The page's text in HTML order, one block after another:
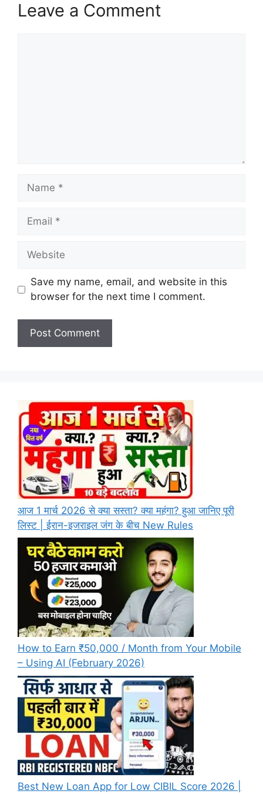
Leave a Comment
Name
Email
Website
Save my name, email, and website in this
browser for the next time I comment.
आज 1 मार्च 2026 से क्या सस्ता? क्या महंगा? हुआ जानिए पूरी
लिस्ट | ईरान-इजराइल जंग के बीच New Rules
How to Earn ₹50,000 / Month from Your Mobile
– Using AI (February 2026)
Best New Loan App for Low CIBIL Score 2026 |